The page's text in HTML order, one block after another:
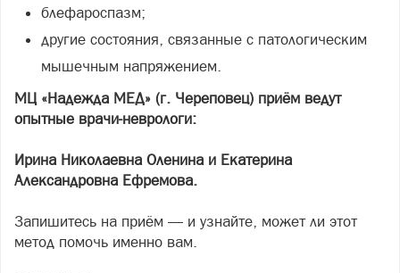
блефароспазм;
другие состояния, связанные с патологическим
мышечным напряжением.
МЦ «Надежда МЕД» (г. Череповец) приём ведут
опытные врачи-неврологи:
Ирина Николаевна Оленина и Екатерина
Александровна Ефремова.
Запишитесь на приём — и узнайте, может ли этот
метод помочь именно вам.